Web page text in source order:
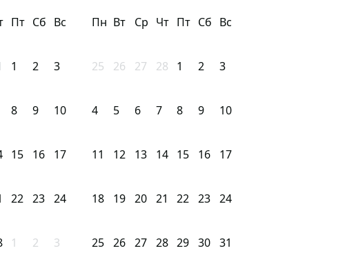
Пт Сб Вс
1 2 3
8 9 10
15 16 17
22 23 24
1 2 3
Пн Вт Ср Чт Пт Сб Вс
25 26 27 28 1 2 3
4 5 6 7 8 9 10
11 12 13 14 15 16 17
18 19 20 21 22 23 24
25 26 27 28 29 30 31